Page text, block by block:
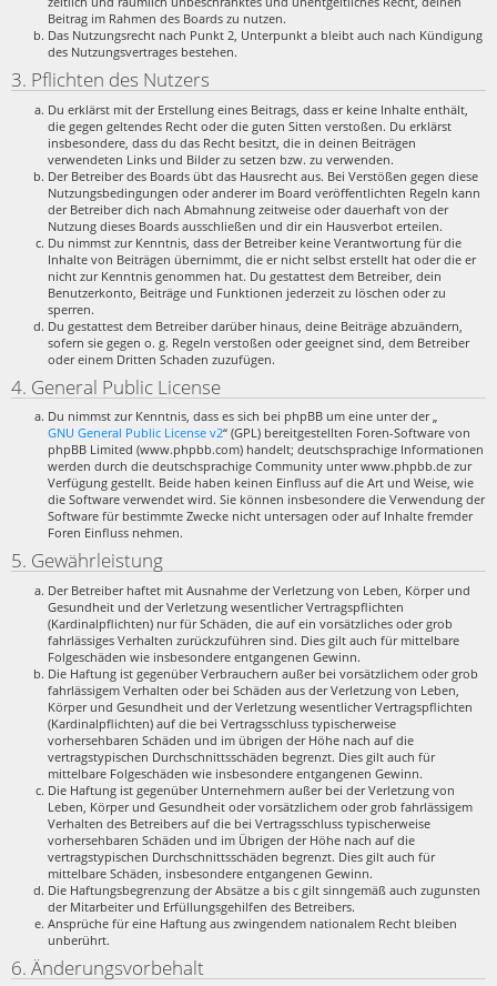
Beitrag im Rahmen des Boards zu nutzen.
Das Nutzungsrecht nach Punkt 2, Unterpunkt a bleibt auch nach Kündigung
des Nutzungsvertrages bestehen.
3. Pflichten des Nutzers
Du erklärst mit der Erstellung eines Beitrags, dass er keine Inhalte enthält,
die gegen geltendes Recht oder die guten Sitten verstoßen. Du erklärst
insbesondere, dass du das Recht besitzt, die in deinen Beiträgen
verwendeten Links und Bilder zu setzen bzw. zu verwenden.
Der Betreiber des Boards übt das Hausrecht aus. Bei Verstößen gegen diese
Nutzungsbedingungen oder anderer im Board veröffentlichten Regeln kann
der Betreiber dich nach Abmahnung zeitweise oder dauerhaft von der
Nutzung dieses Boards ausschließen und dir ein Hausverbot erteilen.
Du nimmst zur Kenntnis, dass der Betreiber keine Verantwortung für die
Inhalte von Beiträgen übernimmt, die er nicht selbst erstellt hat oder die er
nicht zur Kenntnis genommen hat. Du gestattest dem Betreiber, dein
Benutzerkonto, Beiträge und Funktionen jederzeit zu löschen oder zu
sperren.
Du gestattest dem Betreiber darüber hinaus, deine Beiträge abzuändern,
sofern sie gegen o. g. Regeln verstoßen oder geeignet sind, dem Betreiber
oder einem Dritten Schaden zuzufügen.
4. General Public License
Du nimmst zur Kenntnis, dass es sich bei phpBB um eine unter der „
GNU General Public License v2“ (GPL) bereitgestellten Foren-Software von
phpBB Limited (www.phpbb.com) handelt; deutschsprachige Informationen
werden durch die deutschsprachige Community unter www.phpbb.de zur
Verfügung gestellt. Beide haben keinen Einfluss auf die Art und Weise, wie
die Software verwendet wird. Sie können insbesondere die Verwendung der
Software für bestimmte Zwecke nicht untersagen oder auf Inhalte fremder
Foren Einfluss nehmen.
5. Gewährleistung
Der Betreiber haftet mit Ausnahme der Verletzung von Leben, Körper und
Gesundheit und der Verletzung wesentlicher Vertragspflichten
(Kardinalpflichten) nur für Schäden, die auf ein vorsätzliches oder grob
fahrlässiges Verhalten zurückzuführen sind. Dies gilt auch für mittelbare
Folgeschäden wie insbesondere entgangenen Gewinn.
Die Haftung ist gegenüber Verbrauchern außer bei vorsätzlichem oder grob
fahrlässigem Verhalten oder bei Schäden aus der Verletzung von Leben,
Körper und Gesundheit und der Verletzung wesentlicher Vertragspflichten
(Kardinalpflichten) auf die bei Vertragsschluss typischerweise
vorhersehbaren Schäden und im übrigen der Höhe nach auf die
vertragstypischen Durchschnittsschäden begrenzt. Dies gilt auch für
mittelbare Folgeschäden wie insbesondere entgangenen Gewinn.
Die Haftung ist gegenüber Unternehmern außer bei der Verletzung von
Leben, Körper und Gesundheit oder vorsätzlichem oder grob fahrlässigem
Verhalten des Betreibers auf die bei Vertragsschluss typischerweise
vorhersehbaren Schäden und im Übrigen der Höhe nach auf die
vertragstypischen Durchschnittsschäden begrenzt. Dies gilt auch für
mittelbare Schäden, insbesondere entgangenen Gewinn.
Die Haftungsbegrenzung der Absätze a bis c gilt sinngemäß auch zugunsten
der Mitarbeiter und Erfüllungsgehilfen des Betreibers.
Ansprüche für eine Haftung aus zwingendem nationalem Recht bleiben
unberührt.
6. Änderungsvorbehalt